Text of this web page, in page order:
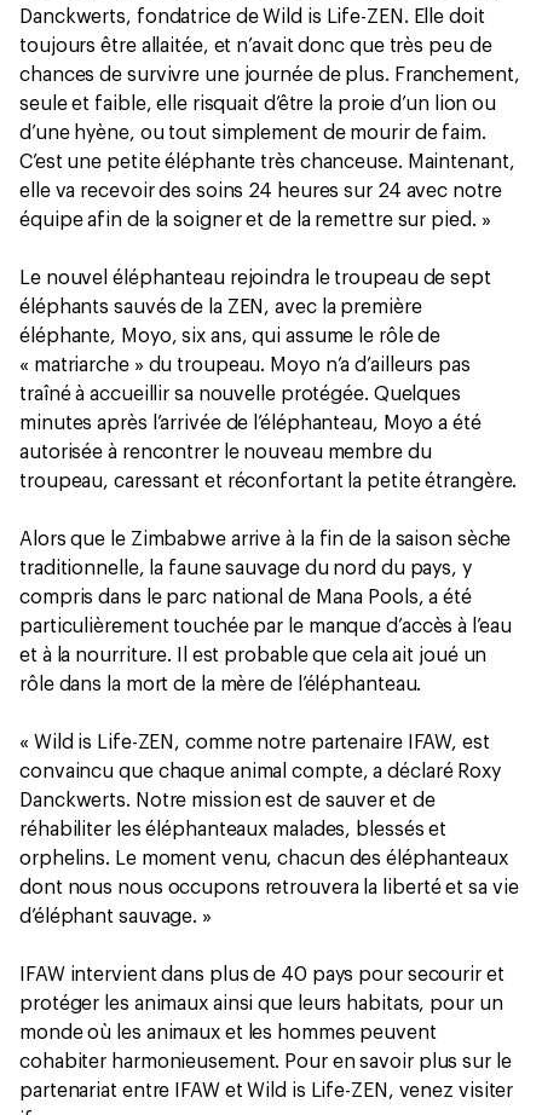
Danckwerts, fondatrice de Wild is Life-ZEN. Elle doit
toujours être allaitée, et n’avait donc que très peu de
chances de survivre une journée de plus. Franchement,
seule et faible, elle risquait d’être la proie d’un lion ou
d’une hyène, ou tout simplement de mourir de faim.
C’est une petite éléphante très chanceuse. Maintenant,
elle va recevoir des soins 24 heures sur 24 avec notre
équipe afin de la soigner et de la remettre sur pied. »
Le nouvel éléphanteau rejoindra le troupeau de sept
éléphants sauvés de la ZEN, avec la première
éléphante, Moyo, six ans, qui assume le rôle de
« matriarche » du troupeau. Moyo n’a d’ailleurs pas
traîné à accueillir sa nouvelle protégée. Quelques
minutes après l’arrivée de l’éléphanteau, Moyo a été
autorisée à rencontrer le nouveau membre du
troupeau, caressant et réconfortant la petite étrangère.
Alors que le Zimbabwe arrive à la fin de la saison sèche
traditionnelle, la faune sauvage du nord du pays, y
compris dans le parc national de Mana Pools, a été
particulièrement touchée par le manque d’accès à l’eau
et à la nourriture. Il est probable que cela ait joué un
rôle dans la mort de la mère de l’éléphanteau.
« Wild is Life-ZEN, comme notre partenaire IFAW, est
convaincu que chaque animal compte, a déclaré Roxy
Danckwerts. Notre mission est de sauver et de
réhabiliter les éléphanteaux malades, blessés et
orphelins. Le moment venu, chacun des éléphanteaux
dont nous nous occupons retrouvera la liberté et sa vie
d’éléphant sauvage. »
IFAW intervient dans plus de 40 pays pour secourir et
protéger les animaux ainsi que leurs habitats, pour un
monde où les animaux et les hommes peuvent
cohabiter harmonieusement. Pour en savoir plus sur le
partenariat entre IFAW et Wild is Life-ZEN, venez visiter